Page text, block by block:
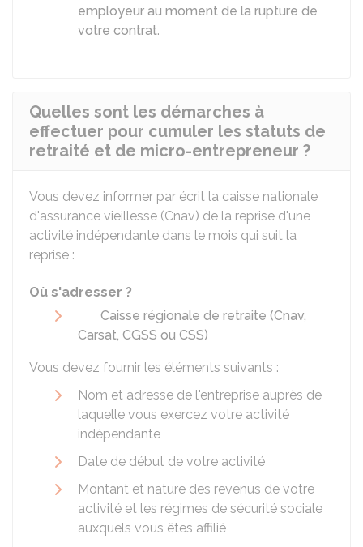
employeur au moment de la rupture de
votre contrat.
Quelles sont les démarches à
effectuer pour cumuler les statuts de
retraité et de micro-entrepreneur ?
Vous devez informer par écrit la caisse nationale
d'assurance vieillesse (Cnav) de la reprise d'une
activité indépendante dans le mois qui suit la
reprise :
Où s'adresser ?
Caisse régionale de retraite (Cnav,
Carsat, CGSS ou CSS)
Vous devez fournir les éléments suivants :
Nom et adresse de l'entreprise auprès de
laquelle vous exercez votre activité
indépendante
Date de début de votre activité
Montant et nature des revenus de votre
activité et les régimes de sécurité sociale
auxquels vous êtes affilié